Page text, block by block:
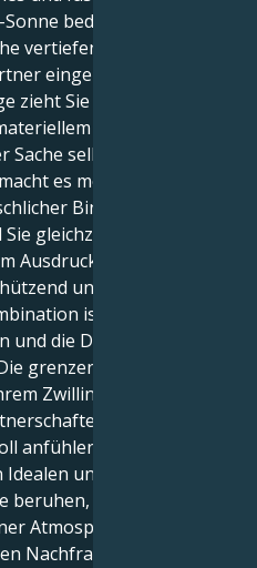
bedeutet, dass Sie
vertiefen und eine tiefe
eingehen möchten.
zieht Sie an einen Ort, an
Handeln und
selbst auf
es möglich, dass Sie
Bindungen
gleichzeitig Ihre Stärke
Ausdruck bringen, die
und loyal ist.
ist, dass Sie beide
die Dinge ruhig
grenzenlose Intensität
Zwillingsantrieb
die sich
anfühlen und auf
und
ziehen Sie an.
Atmosphäre des
Nachfragens.